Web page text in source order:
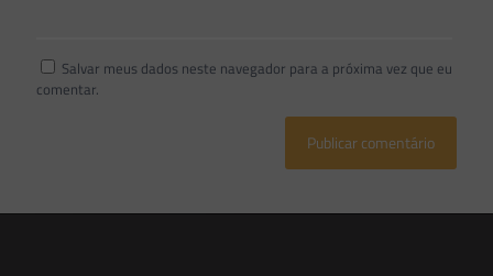
Salvar meus dados neste navegador para a próxima vez que eu
comentar.